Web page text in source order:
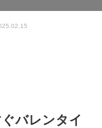
バレンタイ